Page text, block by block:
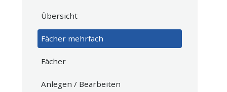
Übersicht
Fächer mehrfach
Fächer
Anlegen / Bearbeiten